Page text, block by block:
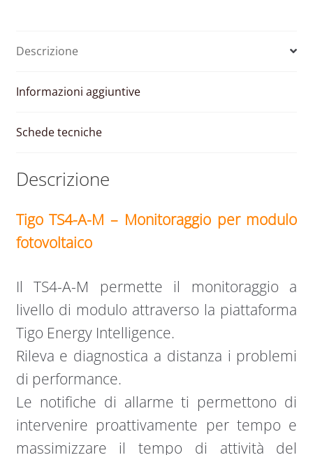
Descrizione
Informazioni aggiuntive
Schede tecniche
Descrizione
Tigo TS4-A-M – Monitoraggio per modulo
fotovoltaico
Il TS4-A-M permette il monitoraggio a
livello di modulo attraverso la piattaforma
Tigo Energy Intelligence.
Rileva e diagnostica a distanza i problemi
di performance.
Le notifiche di allarme ti permettono di
intervenire proattivamente per tempo e
massimizzare il tempo di attività del